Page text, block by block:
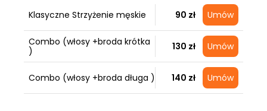
Klasyczne Strzyżenie męskie 90 zł Umów
Combo (włosy +broda krótka
)
130 zł Umów
Combo (włosy +broda długa ) 140 zł Umów